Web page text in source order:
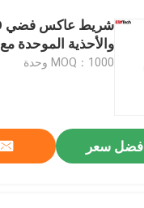
والأحذية الموحدة مع EN20471
MOQ：1000 وحدة
افضل سعر